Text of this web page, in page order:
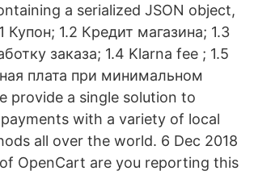
a serialized JSON object,
Купон; 1.2 Кредит магазина; 1.3
заказа; 1.4 Klarna fee ; 1.5
плата при минимальном
provide a single solution to
with a variety of local
all over the world. 6 Dec 2018
OpenCart are you reporting this